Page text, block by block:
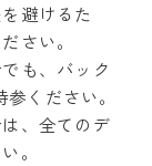
避けるた
さい。
も、バック
ください。
、全てのデ
。